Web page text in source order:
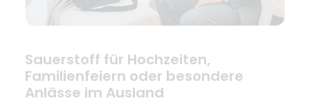
Sauerstoff für Hochzeiten,
Familienfeiern oder besondere
Anlässe im Ausland